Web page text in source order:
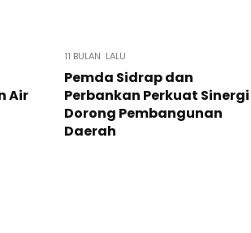
Air
11 BULAN LALU
Pemda Sidrap dan
Perbankan Perkuat Sinergi
Dorong Pembangunan
Daerah